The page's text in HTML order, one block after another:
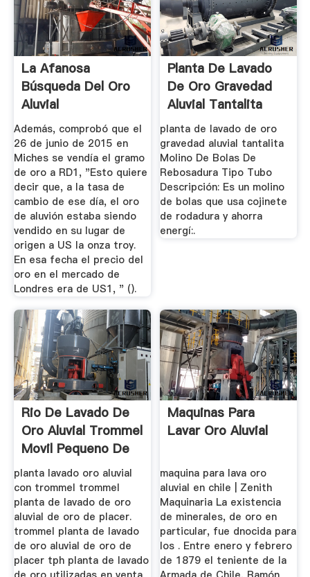
La Afanosa
Búsqueda Del Oro
Aluvial
Además, comprobó que el
26 de junio de 2015 en
Miches se vendía el gramo
de oro a RD1, "Esto quiere
decir que, a la tasa de
cambio de ese día, el oro
de aluvión estaba siendo
vendido en su lugar de
origen a US la onza troy.
En esa fecha el precio del
oro en el mercado de
Londres era de US1, " ().
Planta De Lavado
De Oro Gravedad
Aluvial Tantalita
planta de lavado de oro
gravedad aluvial tantalita
Molino De Bolas De
Rebosadura Tipo Tubo
Descripción: Es un molino
de bolas que usa cojinete
de rodadura y ahorra
energí:.
Rio De Lavado De
Oro Aluvial Trommel
Movil Pequeno De
...
planta lavado oro aluvial
con trommel trommel
planta de lavado de oro
aluvial de oro de placer.
trommel planta de lavado
de oro aluvial de oro de
placer tph planta de lavado
Maquinas Para
Lavar Oro Aluvial
maquina para lava oro
aluvial en chile | Zenith
Maquinaria La existencia
de minerales, de oro en
particular, fue dnocida para
los . Entre enero y febrero
de 1879 el teniente de la